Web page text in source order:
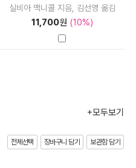
실비아 맥니콜 지음, 김선영 옮김
11,700원 (10%)
+모두보기
전체선택 장바구니 담기 보관함 담기